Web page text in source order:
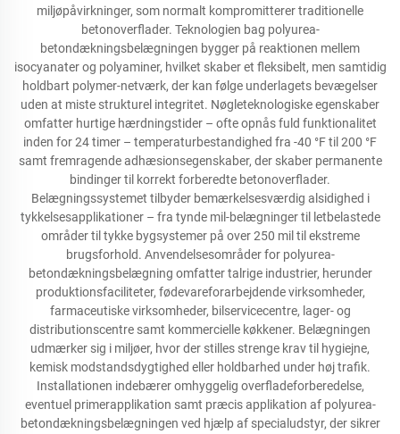
miljøpåvirkninger, som normalt kompromitterer traditionelle
betonoverflader. Teknologien bag polyurea-
betondækningsbelægningen bygger på reaktionen mellem
isocyanater og polyaminer, hvilket skaber et fleksibelt, men samtidig
holdbart polymer-netværk, der kan følge underlagets bevægelser
uden at miste strukturel integritet. Nøgleteknologiske egenskaber
omfatter hurtige hærdningstider – ofte opnås fuld funktionalitet
inden for 24 timer – temperaturbestandighed fra -40 °F til 200 °F
samt fremragende adhæsionsegenskaber, der skaber permanente
bindinger til korrekt forberedte betonoverflader.
Belægningssystemet tilbyder bemærkelsesværdig alsidighed i
tykkelsesapplikationer – fra tynde mil-belægninger til letbelastede
områder til tykke bygsystemer på over 250 mil til ekstreme
brugsforhold. Anvendelsesområder for polyurea-
betondækningsbelægning omfatter talrige industrier, herunder
produktionsfaciliteter, fødevareforarbejdende virksomheder,
farmaceutiske virksomheder, bilservicecentre, lager- og
distributionscentre samt kommercielle køkkener. Belægningen
udmærker sig i miljøer, hvor der stilles strenge krav til hygiejne,
kemisk modstandsdygtighed eller holdbarhed under høj trafik.
Installationen indebærer omhyggelig overfladeforberedelse,
eventuel primerapplikation samt præcis applikation af polyurea-
betondækningsbelægningen ved hjælp af specialudstyr, der sikrer